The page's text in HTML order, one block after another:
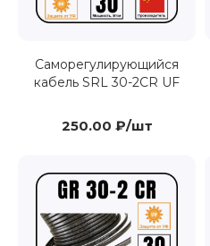
Саморегулирующийся
кабель SRL 30-2CR UF
250.00 ₽/шт